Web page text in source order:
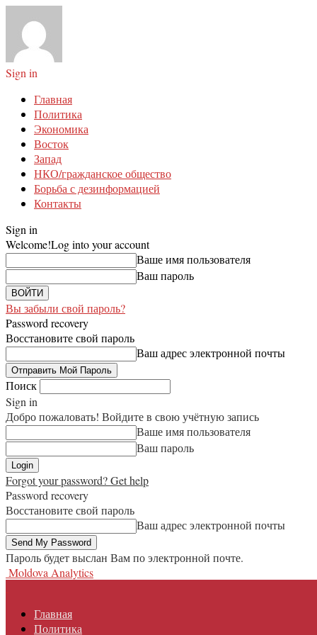
Sign in
Главная
Политика
Экономика
Восток
Запад
НКО/гражданское общество
Борьба с дезинформацией
Контакты
Sign in
Welcome!Log into your account
Ваше имя пользователя
Ваш пароль
Вы забыли свой пароль?
Password recovery
Восстановите свой пароль
Ваш адрес электронной почты
Поиск
Sign in
Добро пожаловать! Войдите в свою учётную запись
Ваше имя пользователя
Ваш пароль
Forgot your password? Get help
Password recovery
Восстановите свой пароль
Ваш адрес электронной почты
Пароль будет выслан Вам по электронной почте.
Moldova Analytics
Главная
Политика